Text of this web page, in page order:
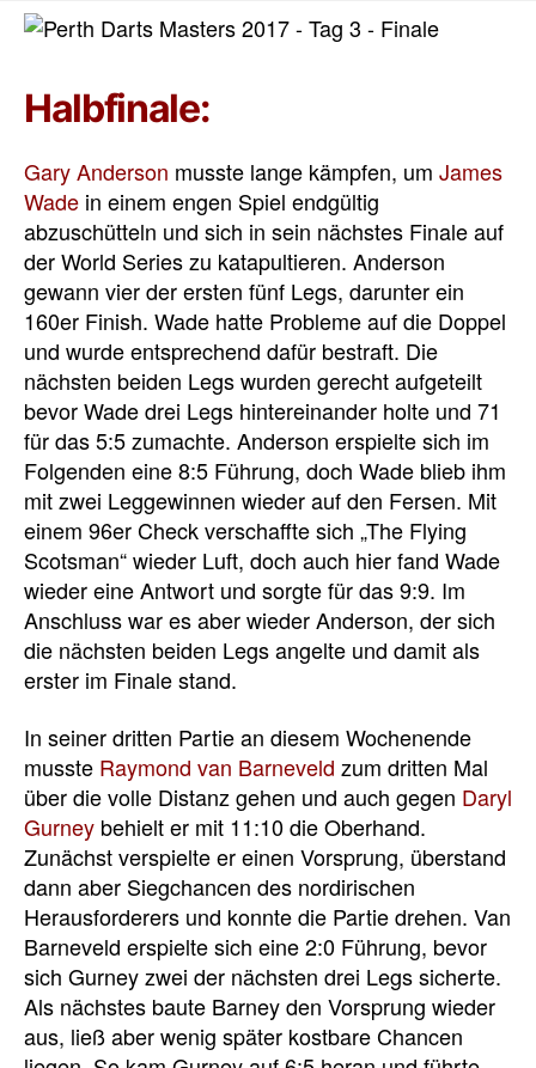
Halbfinale:
Gary Anderson musste lange kämpfen, um James
Wade in einem engen Spiel endgültig
abzuschütteln und sich in sein nächstes Finale auf
der World Series zu katapultieren. Anderson
gewann vier der ersten fünf Legs, darunter ein
160er Finish. Wade hatte Probleme auf die Doppel
und wurde entsprechend dafür bestraft. Die
nächsten beiden Legs wurden gerecht aufgeteilt
bevor Wade drei Legs hintereinander holte und 71
für das 5:5 zumachte. Anderson erspielte sich im
Folgenden eine 8:5 Führung, doch Wade blieb ihm
mit zwei Leggewinnen wieder auf den Fersen. Mit
einem 96er Check verschaffte sich „The Flying
Scotsman“ wieder Luft, doch auch hier fand Wade
wieder eine Antwort und sorgte für das 9:9. Im
Anschluss war es aber wieder Anderson, der sich
die nächsten beiden Legs angelte und damit als
erster im Finale stand.
In seiner dritten Partie an diesem Wochenende
musste Raymond van Barneveld zum dritten Mal
über die volle Distanz gehen und auch gegen Daryl
Gurney behielt er mit 11:10 die Oberhand.
Zunächst verspielte er einen Vorsprung, überstand
dann aber Siegchancen des nordirischen
Herausforderers und konnte die Partie drehen. Van
Barneveld erspielte sich eine 2:0 Führung, bevor
sich Gurney zwei der nächsten drei Legs sicherte.
Als nächstes baute Barney den Vorsprung wieder
aus, ließ aber wenig später kostbare Chancen